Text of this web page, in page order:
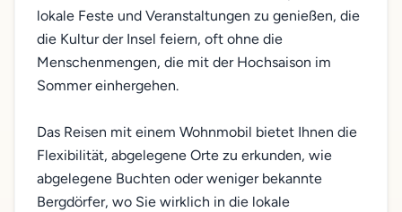
lokale Feste und Veranstaltungen zu genießen, die
die Kultur der Insel feiern, oft ohne die
Menschenmengen, die mit der Hochsaison im
Sommer einhergehen.
Das Reisen mit einem Wohnmobil bietet Ihnen die
Flexibilität, abgelegene Orte zu erkunden, wie
abgelegene Buchten oder weniger bekannte
Bergdörfer, wo Sie wirklich in die lokale